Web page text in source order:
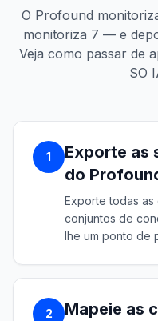
O Profound
monitoriza 7 — e
Veja como passar de
SO
1
Exporte as
do
Exporte todas as
conjuntos de
lhe um ponto de
2
Mapeie as